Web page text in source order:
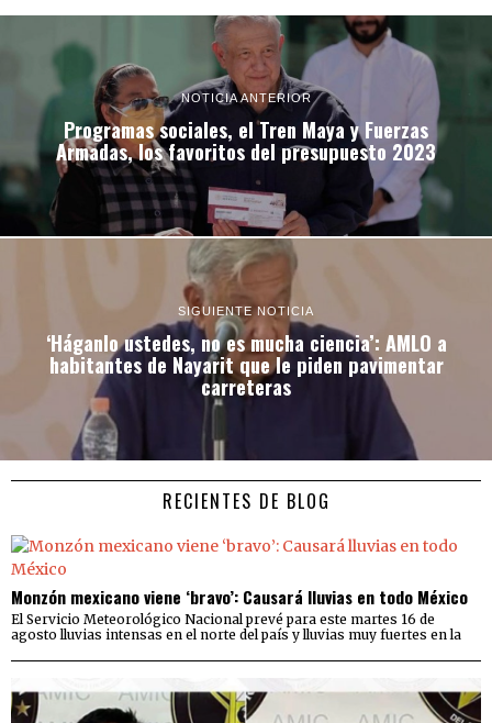
NOTICIA ANTERIOR
Programas sociales, el Tren Maya y Fuerzas
Armadas, los favoritos del presupuesto 2023
SIGUIENTE NOTICIA
‘Háganlo ustedes, no es mucha ciencia’: AMLO a
habitantes de Nayarit que le piden pavimentar
carreteras
RECIENTES DE BLOG
Monzón mexicano viene ‘bravo’: Causará lluvias en todo México
El Servicio Meteorológico Nacional prevé para este martes 16 de
agosto lluvias intensas en el norte del país y lluvias muy fuertes en la